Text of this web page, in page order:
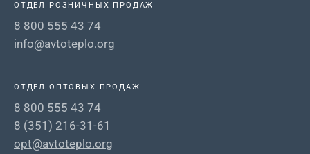
ОТДЕЛ РОЗНИЧНЫХ ПРОДАЖ
8 800 555 43 74
info@avtoteplo.org
ОТДЕЛ ОПТОВЫХ ПРОДАЖ
8 800 555 43 74
8 (351) 216-31-61
opt@avtoteplo.org